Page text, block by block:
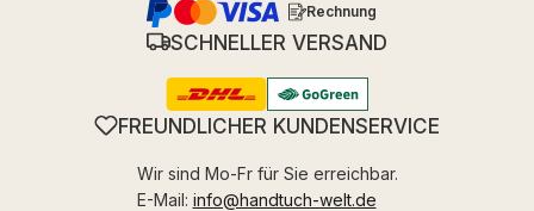
Rechnung
SCHNELLER VERSAND
FREUNDLICHER KUNDENSERVICE
Wir sind Mo-Fr für Sie erreichbar.
E-Mail: info@handtuch-welt.de